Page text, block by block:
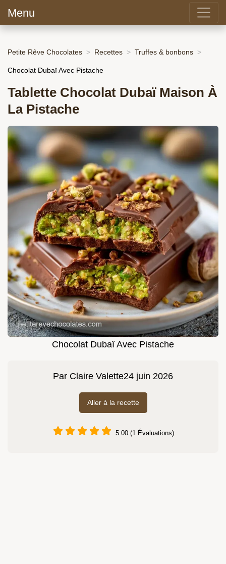
Menu
Petite Rêve Chocolates Recettes Truffes & bonbons
Chocolat Dubaï Avec Pistache
Tablette Chocolat Dubaï Maison À
La Pistache
Chocolat Dubaï Avec Pistache
Par Claire Valette24 juin 2026
Aller à la recette
5.00 (1 Évaluations)